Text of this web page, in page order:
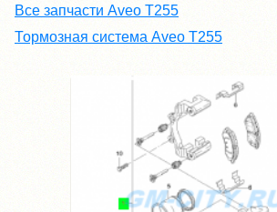
Все запчасти Aveo T255
Тормозная система Aveo T255